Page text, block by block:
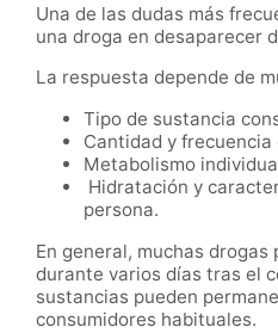
Una de las dudas más
una droga en desaparecer
La respuesta depende de
Tipo de sustancia
Cantidad y frecuencia
Metabolismo
Hidratación y
persona.
En general, muchas
durante varios días tras el
sustancias pueden
consumidores habituales.